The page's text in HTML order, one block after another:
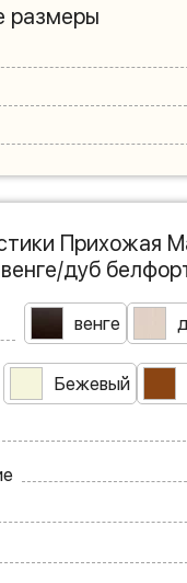
размеры
Прихожая
дуб
венге
Бежевый